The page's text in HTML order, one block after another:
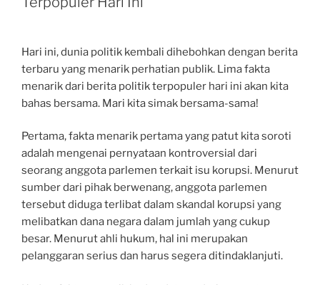
Hari ini, dunia politik kembali dihebohkan dengan berita
terbaru yang menarik perhatian publik. Lima fakta
menarik dari berita politik terpopuler hari ini akan kita
bahas bersama. Mari kita simak bersama-sama!
Pertama, fakta menarik pertama yang patut kita soroti
adalah mengenai pernyataan kontroversial dari
seorang anggota parlemen terkait isu korupsi. Menurut
sumber dari pihak berwenang, anggota parlemen
tersebut diduga terlibat dalam skandal korupsi yang
melibatkan dana negara dalam jumlah yang cukup
besar. Menurut ahli hukum, hal ini merupakan
pelanggaran serius dan harus segera ditindaklanjuti.